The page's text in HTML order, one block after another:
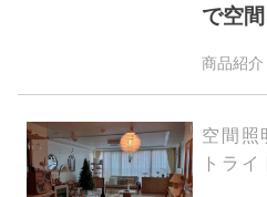
で空
商品紹
空間照
トライ